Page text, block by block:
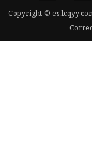
Copyright ©